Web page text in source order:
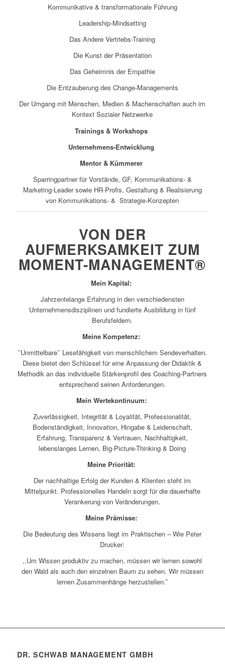
Kommunikative & transformationale Führung
Leadership-Mindsetting
Das Andere Vertriebs-Training
Die Kunst der Präsentation
Das Geheimnis der Empathie
Die Entzauberung des Change-Managements
Der Umgang mit Menschen, Medien & Machenschaften auch im
Kontext Sozialer Netzwerke
Trainings & Workshops
Unternehmens-Entwicklung
Mentor & Kümmerer
Sparringpartner für Vorstände, GF, Kommunikations- &
Marketing-Leader sowie HR-Profis, Gestaltung & Realisierung
von Kommunikations- & Strategie-Konzepten
VON DER
AUFMERKSAMKEIT ZUM
MOMENT-MANAGEMENT®
Mein Kapital:
Jahrzentelange Erfahrung in den verschiedensten
Unternehmensdisziplinen und fundierte Ausbildung in fünf
Berufsfeldern.
Meine Kompetenz:
’’Unmittelbare’’ Lesefähigkeit von menschlichem Sendeverhalten.
Diese bietet den Schlüssel für eine Anpassung der Didaktik &
Methodik an das individuelle Stärkenprofil des Coaching-Partners
entsprechend seinen Anforderungen.
Mein Wertekontinuum:
Zuverlässigkeit, Integrität & Loyalität, Professionalität,
Bodenständigkeit, Innovation, Hingabe & Leidenschaft,
Erfahrung, Transparenz & Vertrauen, Nachhaltigkeit,
lebenslanges Lernen, Big-Picture-Thinking & Doing
Meine Priorität:
Der nachhaltige Erfolg der Kunden & Klienten steht im
Mittelpunkt. Professionelles Handeln sorgt für die dauerhafte
Verankerung von Veränderungen.
Meine Prämisse:
Die Bedeutung des Wissens liegt im Praktischen – Wie Peter
Drucker:
,,Um Wissen produktiv zu machen, müssen wir lernen sowohl
den Wald als auch den einzelnen Baum zu sehen. Wir müssen
lernen Zusammenhänge herzustellen.’’
DR. SCHWAB MANAGEMENT GMBH